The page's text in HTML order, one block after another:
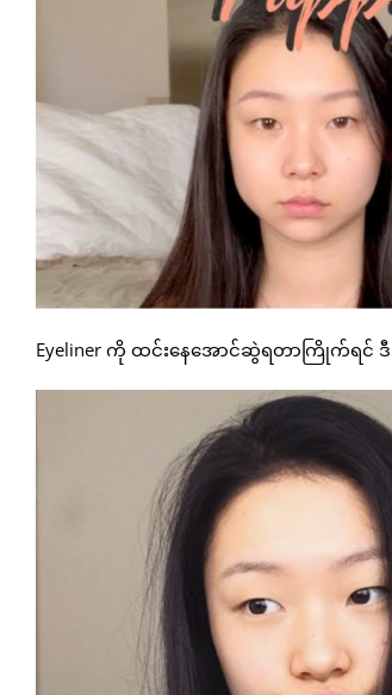
Eyeliner ကို ထင်းနေအောင်ဆွဲရတာကြိုက်ရင် ဒီ